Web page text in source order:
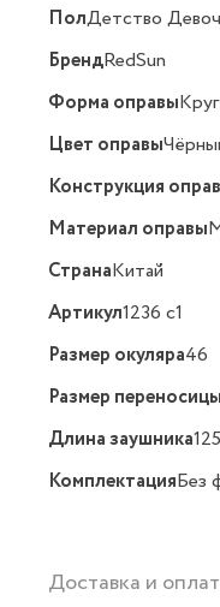
ПолДетство
БрендRedSun
Форма оправы
Цвет оправы
Конструкция
Материал оправы
СтранаКитай
Артикул1236 c1
Размер окуляра46
Размер переносицы
Длина заушника125
КомплектацияБез
Доставка и